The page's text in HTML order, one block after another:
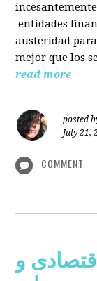
entidades
austeridad
mejor que los
read more
posted
July 21,
COMMENT
و